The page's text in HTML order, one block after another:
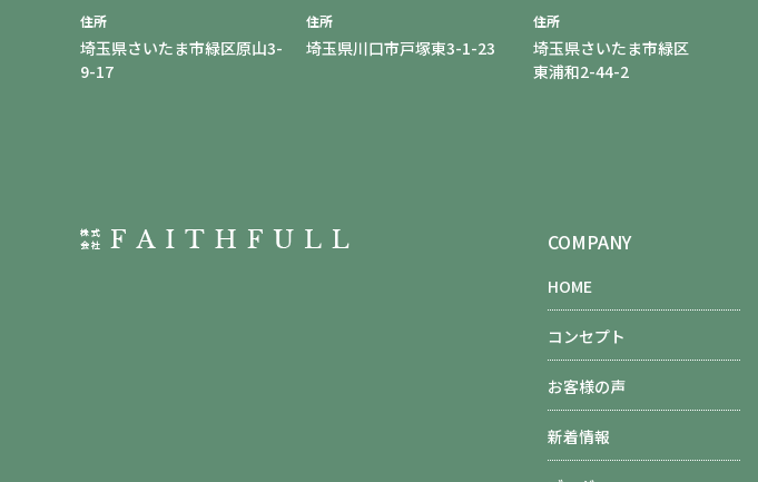
住所
埼玉県さいたま市緑区原山3-
9-17
住所
埼玉県川口市戸塚東3-1-23
住所
埼玉県さいたま市緑区
東浦和2-44-2
COMPANY
HOME
コンセプト
お客様の声
新着情報